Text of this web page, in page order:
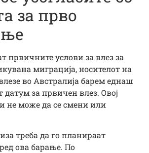
за прво
првичните услови за влез за
миграција, носителот на
во Австралија барем еднаш
датум за првичен влез. Овој
не може да се смени или
треба да го планираат
ова барање. По